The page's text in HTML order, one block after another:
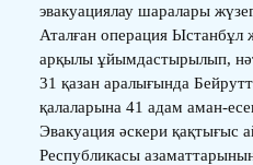
эвакуациялау шаралары
Аталған операция Ыстанбұл
арқылы ұйымдастырылып,
31 қазан аралығында
қалаларына 41 адам аман-
Эвакуация әскери қақтығыс
Республикасы